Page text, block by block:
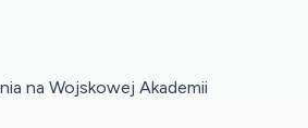
na Wojskowej Akademii